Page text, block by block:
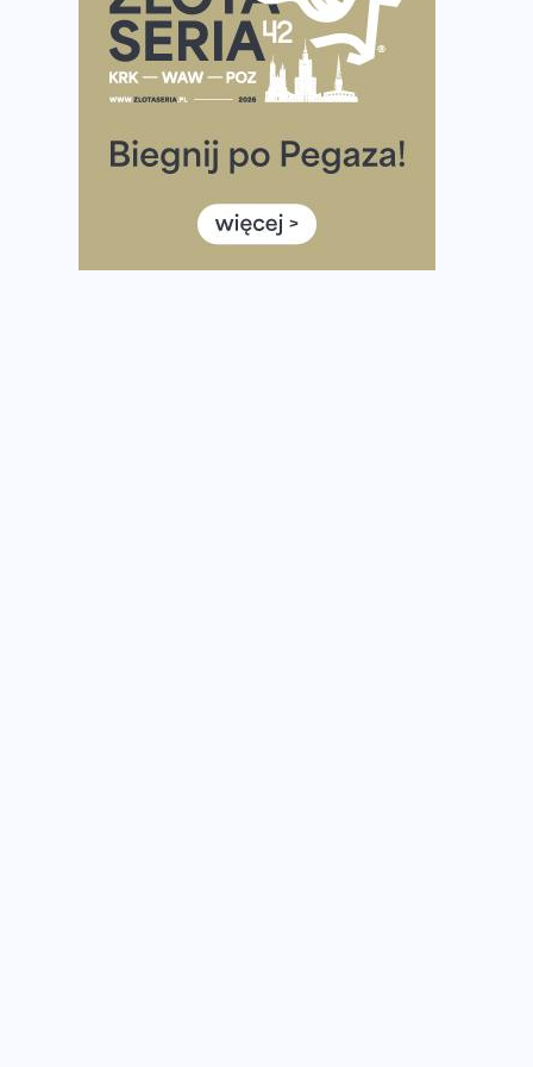
półmaratonem
Już w tę sobotę 35. Bieg Powstania Warszawskiego.
Wystartuje rekordowa liczba uczestników
poradnik przed startem
Ile razy w tygodniu biegać? 3 treningi wystarczą? Jak
często biegać, żeby robić postępy
Już w ten weekend! Przed nami Nocny Portowy